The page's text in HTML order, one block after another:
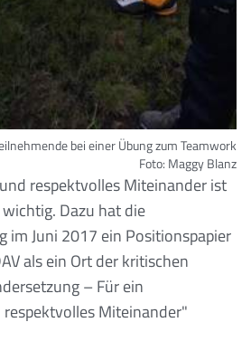
bei einer Übung zum Teamwork
Foto: Maggy Blanz
respektvolles Miteinander ist
Dazu hat die
im Juni 2017 ein Positionspapier
als ein Ort der kritischen
– Für ein
Miteinander"